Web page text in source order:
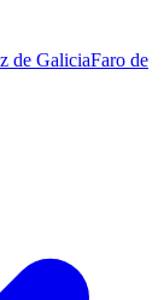
de GaliciaFaro de